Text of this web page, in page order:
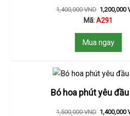
1,400,000VND 1,200,000
Mã:A291
Mua ngay
Bó hoa phút yêu
1,500,000VND 1,400,000